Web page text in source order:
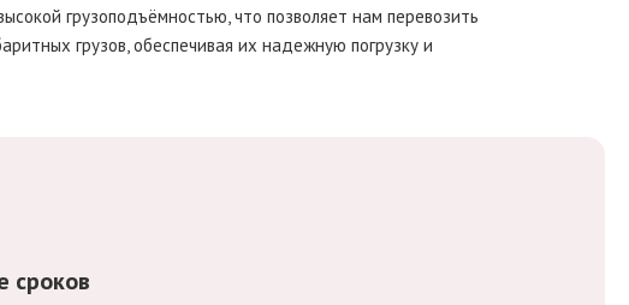
грузоподъёмностью, что позволяет нам перевозить
грузов, обеспечивая их надежную погрузку и
сроков